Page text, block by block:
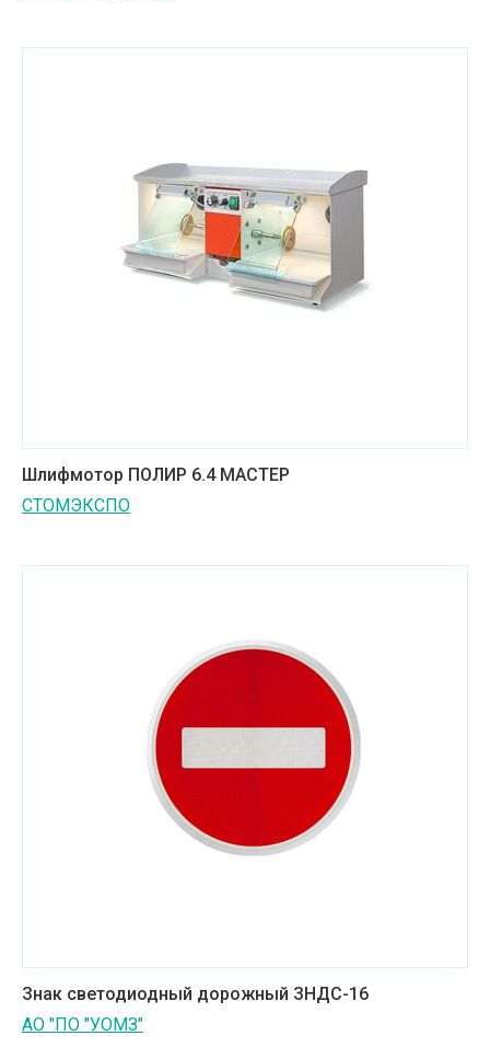
Шлифмотор ПОЛИР 6.4 МАСТЕР
СТОМЭКСПО
Знак светодиодный дорожный ЗНДС-16
АО "ПО "УОМЗ"